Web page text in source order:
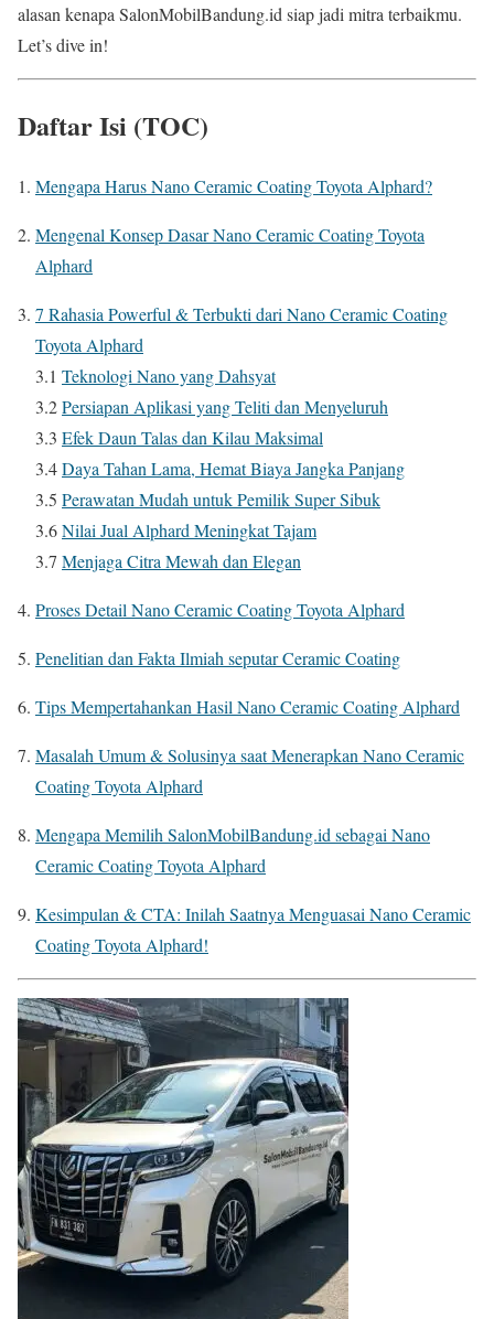
alasan kenapa SalonMobilBandung.id siap jadi mitra terbaikmu.
Let’s dive in!
Daftar Isi (TOC)
Mengapa Harus Nano Ceramic Coating Toyota Alphard?
Mengenal Konsep Dasar Nano Ceramic Coating Toyota
Alphard
7 Rahasia Powerful & Terbukti dari Nano Ceramic Coating
Toyota Alphard
3.1 Teknologi Nano yang Dahsyat
3.2Persiapan Aplikasi yang Teliti dan Menyeluruh
3.3 Efek Daun Talas dan Kilau Maksimal
3.4Daya Tahan Lama, Hemat Biaya Jangka Panjang
3.5 Perawatan Mudah untuk Pemilik Super Sibuk
3.6Nilai Jual Alphard Meningkat Tajam
3.7 Menjaga Citra Mewah dan Elegan
Proses Detail Nano Ceramic Coating Toyota Alphard
Penelitian dan Fakta Ilmiah seputar Ceramic Coating
Tips Mempertahankan Hasil Nano Ceramic Coating Alphard
Masalah Umum & Solusinya saat Menerapkan Nano Ceramic
Coating Toyota Alphard
Mengapa Memilih SalonMobilBandung.id sebagai Nano
Ceramic Coating Toyota Alphard
Kesimpulan & CTA: Inilah Saatnya Menguasai Nano Ceramic
Coating Toyota Alphard!